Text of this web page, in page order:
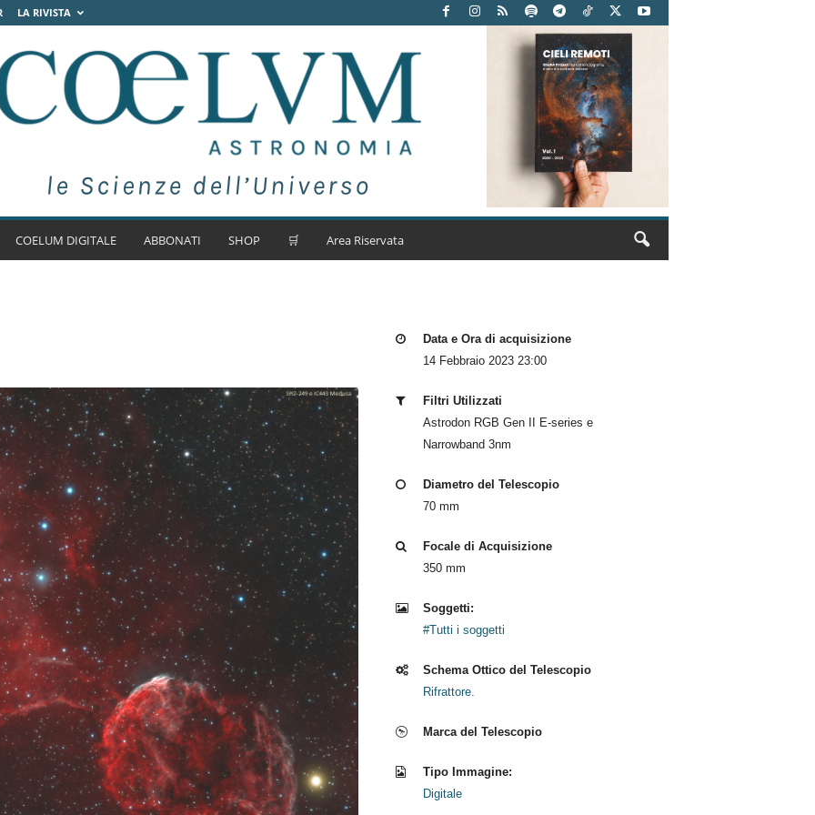
LA RIVISTA
COELUM DIGITALE ABBONATI SHOP 🛒 Area Riservata
Data e Ora di acquisizione
14 Febbraio 2023 23:00
Filtri Utilizzati
Astrodon RGB Gen II E-series e
Narrowband 3nm
Diametro del Telescopio
70 mm
Focale di Acquisizione
350 mm
Soggetti:
#Tutti i soggetti
Schema Ottico del Telescopio
Rifrattore.
Marca del Telescopio
Tipo Immagine:
Digitale